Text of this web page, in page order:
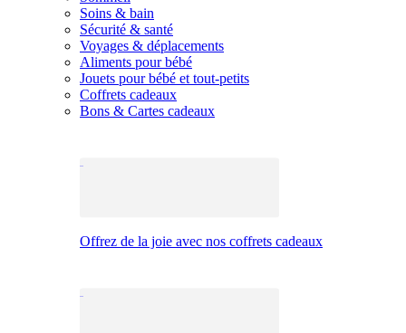
Soins & bain
Sécurité & santé
Voyages & déplacements
Aliments pour bébé
Jouets pour bébé et tout-petits
Coffrets cadeaux
Bons & Cartes cadeaux
Offrez de la joie avec nos coffrets cadeaux